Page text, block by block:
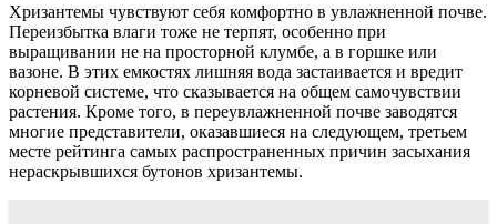
Хризантемы чувствуют себя комфортно в увлажненной почве.
Переизбытка влаги тоже не терпят, особенно при
выращивании не на просторной клумбе, а в горшке или
вазоне. В этих емкостях лишняя вода застаивается и вредит
корневой системе, что сказывается на общем самочувствии
растения. Кроме того, в переувлажненной почве заводятся
многие представители, оказавшиеся на следующем, третьем
месте рейтинга самых распространенных причин засыхания
нераскрывшихся бутонов хризантемы.